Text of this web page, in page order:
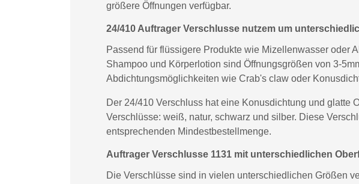
größere Öffnungen verfügbar.
24/410 Auftrager Verschlusse nutzem um
Passend für flüssigere Produkte wie Mizellenwasser oder
Shampoo und Körperlotion sind Öffnungsgrößen von 3-
Abdichtungsmöglichkeiten wie Crab's claw oder
Der 24/410 Verschluss hat eine Konusdichtung und glatte
Verschlüsse: weiß, natur, schwarz und silber. Diese
entsprechenden Mindestbestellmenge.
Auftrager Verschlusse 1131 mit unterschiedlichen
Die Verschlüsse sind in vielen unterschiedlichen Größen